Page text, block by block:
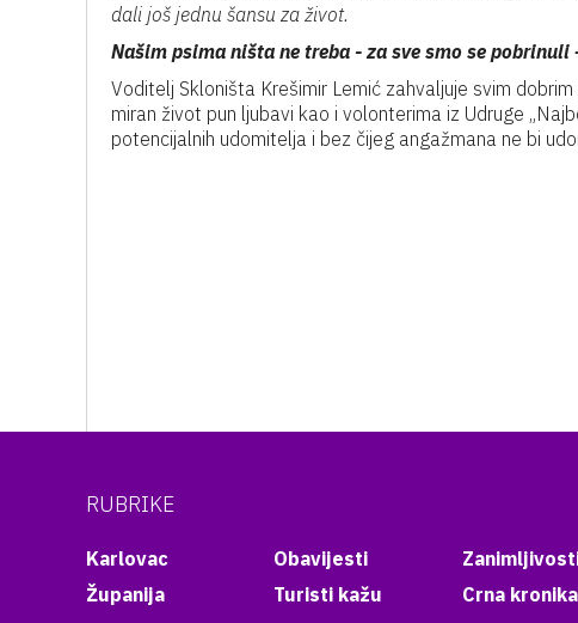
dali još jednu šansu za život.
Našim psima ništa ne treba - za sve smo se
Voditelj Skloništa Krešimir Lemić zahvaljuje svim
miran život pun ljubavi kao i volonterima iz Udruge
potencijalnih udomitelja i bez čijeg angažmana ne bi
RUBRIKE
Karlovac
Županija
Obavijesti
Turisti kažu
Crna kronika